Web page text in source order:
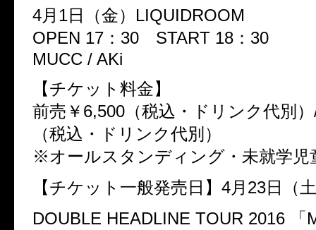
4月1日（金）LIQUIDROOM
OPEN 17：30 START 18：30
MUCC / AKi
【チケット料金】
前売￥6,500（税込・ドリンク代別
（税込・ドリンク代別）
※オールスタンディング・未就学児
【チケット一般発売日】4月23日（
DOUBLE HEADLINE TOUR 2016 「